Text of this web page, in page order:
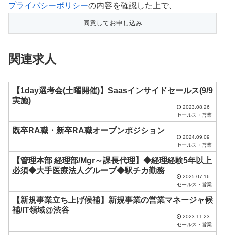
こ
フ
ー
は
の
に
く
だ
プライバシーポリシーの内容を確認した上で、
関連求人
【1day選考会(土曜開催)】Saasインサイドセールス(9/9
実施)
2023.08.26
セールス・営業
既卒RA職・新卒RA職オープンポジション
2024.09.09
セールス・営業
【管理本部 経理部/Mgr～課長代理】◆経理経験5年以上
必須◆大手医療法人グループ◆駅チカ勤務
2025.07.16
セールス・営業
【新規事業立ち上げ候補】新規事業の営業マネージャ候
補/IT領域@渋谷
2023.11.23
セールス・営業